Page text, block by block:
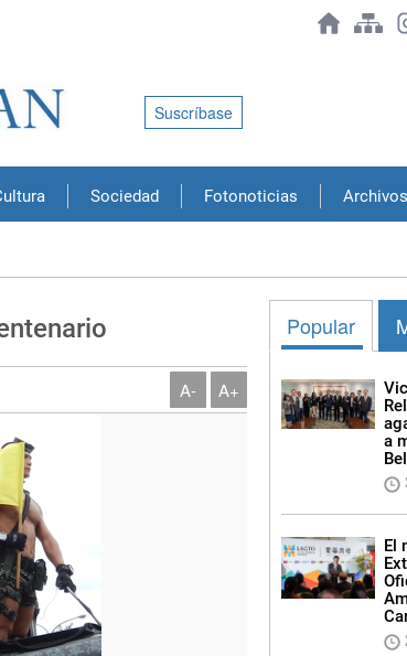
Sociedad Fotonoticias Archivos
Suscríbase
A- A+
Popular
a
El